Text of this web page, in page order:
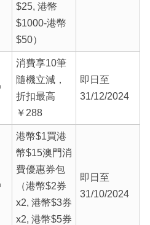
$25, 港幣
$1000-港幣
$50）
消費享10筆
隨機立減，
折扣最高
￥288
即日至
31/12/2024
港幣$1買港
幣$15澳門消
費優惠券包
（港幣$2券
x2, 港幣$3券
x2, 港幣$5券
即日至
31/10/2024